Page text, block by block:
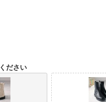
ださい